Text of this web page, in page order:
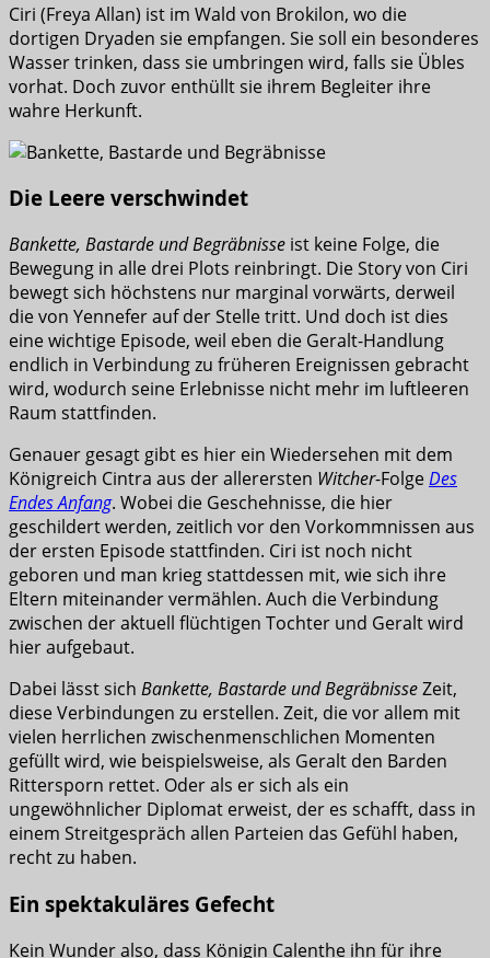
Ciri (Freya Allan) ist im Wald von Brokilon, wo die
dortigen Dryaden sie empfangen. Sie soll ein besonderes
Wasser trinken, dass sie umbringen wird, falls sie Übles
vorhat. Doch zuvor enthüllt sie ihrem Begleiter ihre
wahre Herkunft.
Die Leere verschwindet
Bankette, Bastarde und Begräbnisse ist keine Folge, die
Bewegung in alle drei Plots reinbringt. Die Story von Ciri
bewegt sich höchstens nur marginal vorwärts, derweil
die von Yennefer auf der Stelle tritt. Und doch ist dies
eine wichtige Episode, weil eben die Geralt-Handlung
endlich in Verbindung zu früheren Ereignissen gebracht
wird, wodurch seine Erlebnisse nicht mehr im luftleeren
Raum stattfinden.
Genauer gesagt gibt es hier ein Wiedersehen mit dem
Königreich Cintra aus der allerersten Witcher-FolgeDes
Endes Anfang. Wobei die Geschehnisse, die hier
geschildert werden, zeitlich vor den Vorkommnissen aus
der ersten Episode stattfinden. Ciri ist noch nicht
geboren und man krieg stattdessen mit, wie sich ihre
Eltern miteinander vermählen. Auch die Verbindung
zwischen der aktuell flüchtigen Tochter und Geralt wird
hier aufgebaut.
Dabei lässt sich Bankette, Bastarde und BegräbnisseZeit,
diese Verbindungen zu erstellen. Zeit, die vor allem mit
vielen herrlichen zwischenmenschlichen Momenten
gefüllt wird, wie beispielsweise, als Geralt den Barden
Rittersporn rettet. Oder als er sich als ein
ungewöhnlicher Diplomat erweist, der es schafft, dass in
einem Streitgespräch allen Parteien das Gefühl haben,
recht zu haben.
Ein spektakuläres Gefecht
Kein Wunder also, dass Königin Calenthe ihn für ihre